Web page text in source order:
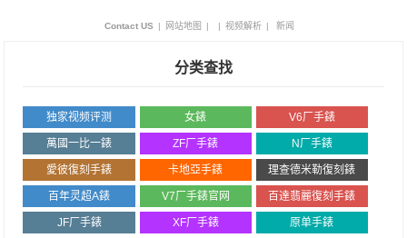
Contact US | 网站地图 | | 视频解析 | 新闻
分类查找
独家视频评测 女錶 V6厂手錶
萬國一比一錶 ZF厂手錶 N厂手錶
愛彼復刻手錶 卡地亞手錶 理查德米勒復刻錶
百年灵超A錶 V7厂手錶官网 百達翡麗復刻手錶
JF厂手錶 XF厂手錶 原单手錶